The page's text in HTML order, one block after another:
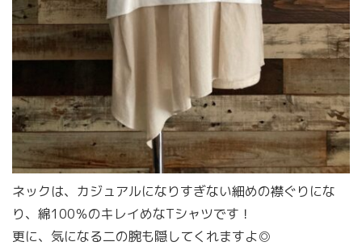
ネックは、カジュアルになりすぎない細めの襟ぐりにな
り、綿100％のキレイめなTシャツです！
更に、気になる二の腕も隠してくれますよ◎